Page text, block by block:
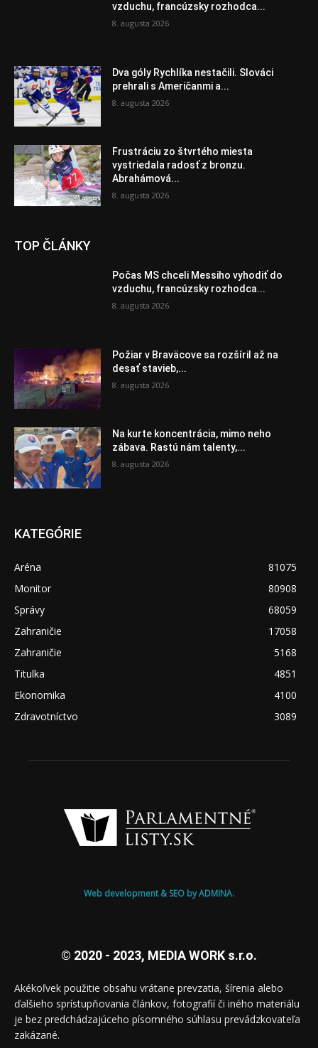
vzduchu, francúzsky rozhodca...
8. augusta 2026
Dva góly Rychlíka nestačili. Slováci
prehrali s Američanmi a...
8. augusta 2026
Frustráciu zo štvrtého miesta
vystriedala radosť z bronzu.
Abrahámová...
8. augusta 2026
TOP ČLÁNKY
Počas MS chceli Messiho vyhodiť do
vzduchu, francúzsky rozhodca...
8. augusta 2026
Požiar v Braväcove sa rozšíril až na
desať stavieb,...
8. augusta 2026
Na kurte koncentrácia, mimo neho
zábava. Rastú nám talenty,...
8. augusta 2026
KATEGÓRIE
Aréna
81075
Monitor
80908
Správy
68059
Zahraničie
17058
Zahraničie
5168
Titulka
4851
Ekonomika
4100
Zdravotníctvo
3089
Web development & SEO by ADMINA.
© 2020 - 2023, MEDIA WORK s.r.o.
Akékoľvek použitie obsahu vrátane prevzatia, šírenia alebo
ďalšieho sprístupňovania článkov, fotografií či iného materiálu
je bez predchádzajúceho písomného súhlasu prevádzkovateľa
zakázané.